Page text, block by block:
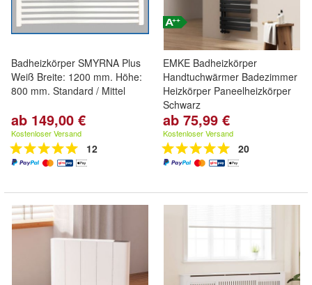
Badheizkörper SMYRNA Plus
Weiß Breite: 1200 mm. Höhe:
800 mm. Standard / Mittel
ab 149,00 €
Kostenloser Versand
12
EMKE Badheizkörper
Handtuchwärmer Badezimmer
Heizkörper Paneelheizkörper
Schwarz
ab 75,99 €
Kostenloser Versand
20